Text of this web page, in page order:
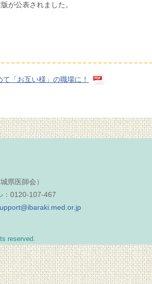
が公表されました。
「お互い様」の職場に！
県医師会）
0120-107-467
reserved.